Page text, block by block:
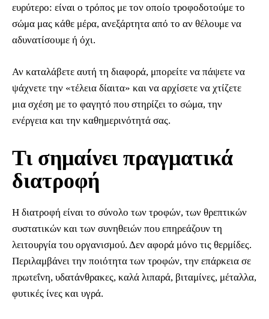
ευρύτερο: είναι ο τρόπος με τον οποίο τροφοδοτούμε το
σώμα μας κάθε μέρα, ανεξάρτητα από το αν θέλουμε να
αδυνατίσουμε ή όχι.
Αν καταλάβετε αυτή τη διαφορά, μπορείτε να πάψετε να
ψάχνετε την «τέλεια δίαιτα» και να αρχίσετε να χτίζετε
μια σχέση με το φαγητό που στηρίζει το σώμα, την
ενέργεια και την καθημερινότητά σας.
Τι σημαίνει πραγματικά
διατροφή
Η διατροφή είναι το σύνολο των τροφών, των θρεπτικών
συστατικών και των συνηθειών που επηρεάζουν τη
λειτουργία του οργανισμού. Δεν αφορά μόνο τις θερμίδες.
Περιλαμβάνει την ποιότητα των τροφών, την επάρκεια σε
πρωτεΐνη, υδατάνθρακες, καλά λιπαρά, βιταμίνες, μέταλλα,
φυτικές ίνες και υγρά.